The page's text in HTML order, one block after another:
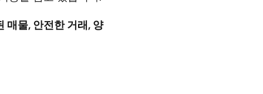
매물, 안전한 거래, 양